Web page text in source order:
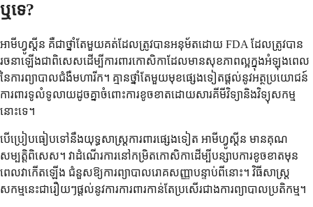
ឬទេ?
អាមីហ្វូស្តីន គឺជាថ្នាំតែមួយគត់ដែលត្រូវបានអនុម័តដោយ FDA ដែលត្រូវបាន
រចនាឡើងជាពិសេសដើម្បីការពារកោសិកាដែលមានសុខភាពល្អក្នុងអំឡុងពេល
នៃការព្យាបាលជំងឺមហារីក។ គ្មានថ្នាំតែមួយមុខផ្សេងទៀតផ្តល់នូវអត្ថប្រយោជន៍
ការពារទូលំទូលាយដូចគ្នាចំពោះការខូចខាតដោយសារគីមីវិទ្យានិងវិទ្យុសកម្ម
នោះទេ។
បើប្រៀបធៀបទៅនឹងយុទ្ធសាស្ត្រការពារផ្សេងទៀត អាមីហ្វូស្តីន មានគុណ
សម្បត្តិពិសេស។ វាដំណើរការនៅកម្រិតកោសិកាដើម្បីបន្សាបការខូចខាតមុន
ពេលវាកើតឡើង ជំនួសឱ្យការព្យាបាលរោគសញ្ញាបន្ទាប់ពីនោះ។ វិធីសាស្រ្ត
សកម្មនេះជារឿយៗផ្តល់នូវការការពារកាន់តែប្រសើរជាងការព្យាបាលប្រតិកម្ម។